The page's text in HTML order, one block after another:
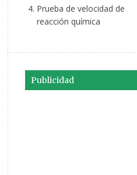
Prueba de velocidad de
reacción química
Publicidad